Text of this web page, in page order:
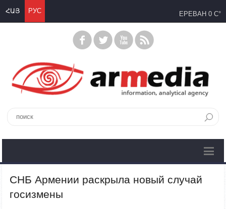
ՀԱՅ РУС ЕРЕВАН 0 C°
СНБ Армении раскрыла новый случай
госизмены